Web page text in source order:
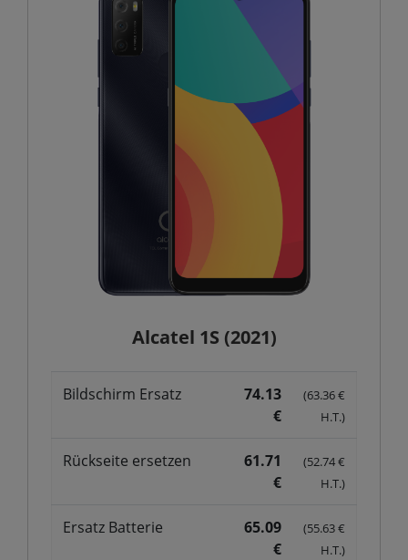
Alcatel 1S (2021)
Bildschirm Ersatz
74.13
€
(63.36 €
H.T.)
Rückseite ersetzen
61.71
€
(52.74 €
H.T.)
Ersatz Batterie
65.09
€
(55.63 €
H.T.)